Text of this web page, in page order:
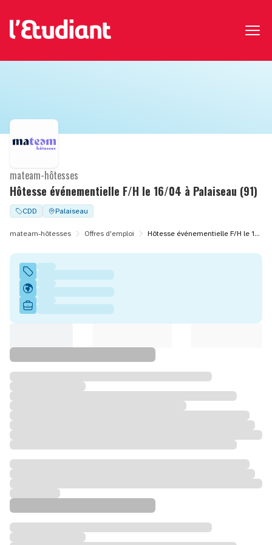
Hôtesse événementielle F/H le 16/04 à Palaiseau (91)
mateam-hôtesses
CDD Palaiseau
mateam-hôtesses Offres d'emploi Hôtesse événementielle F/H le 16/04 à Palaiseau (91)